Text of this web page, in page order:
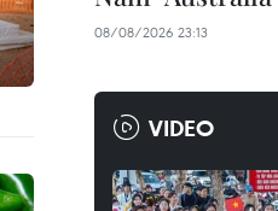
08/08/2026 23:13
VIDEO